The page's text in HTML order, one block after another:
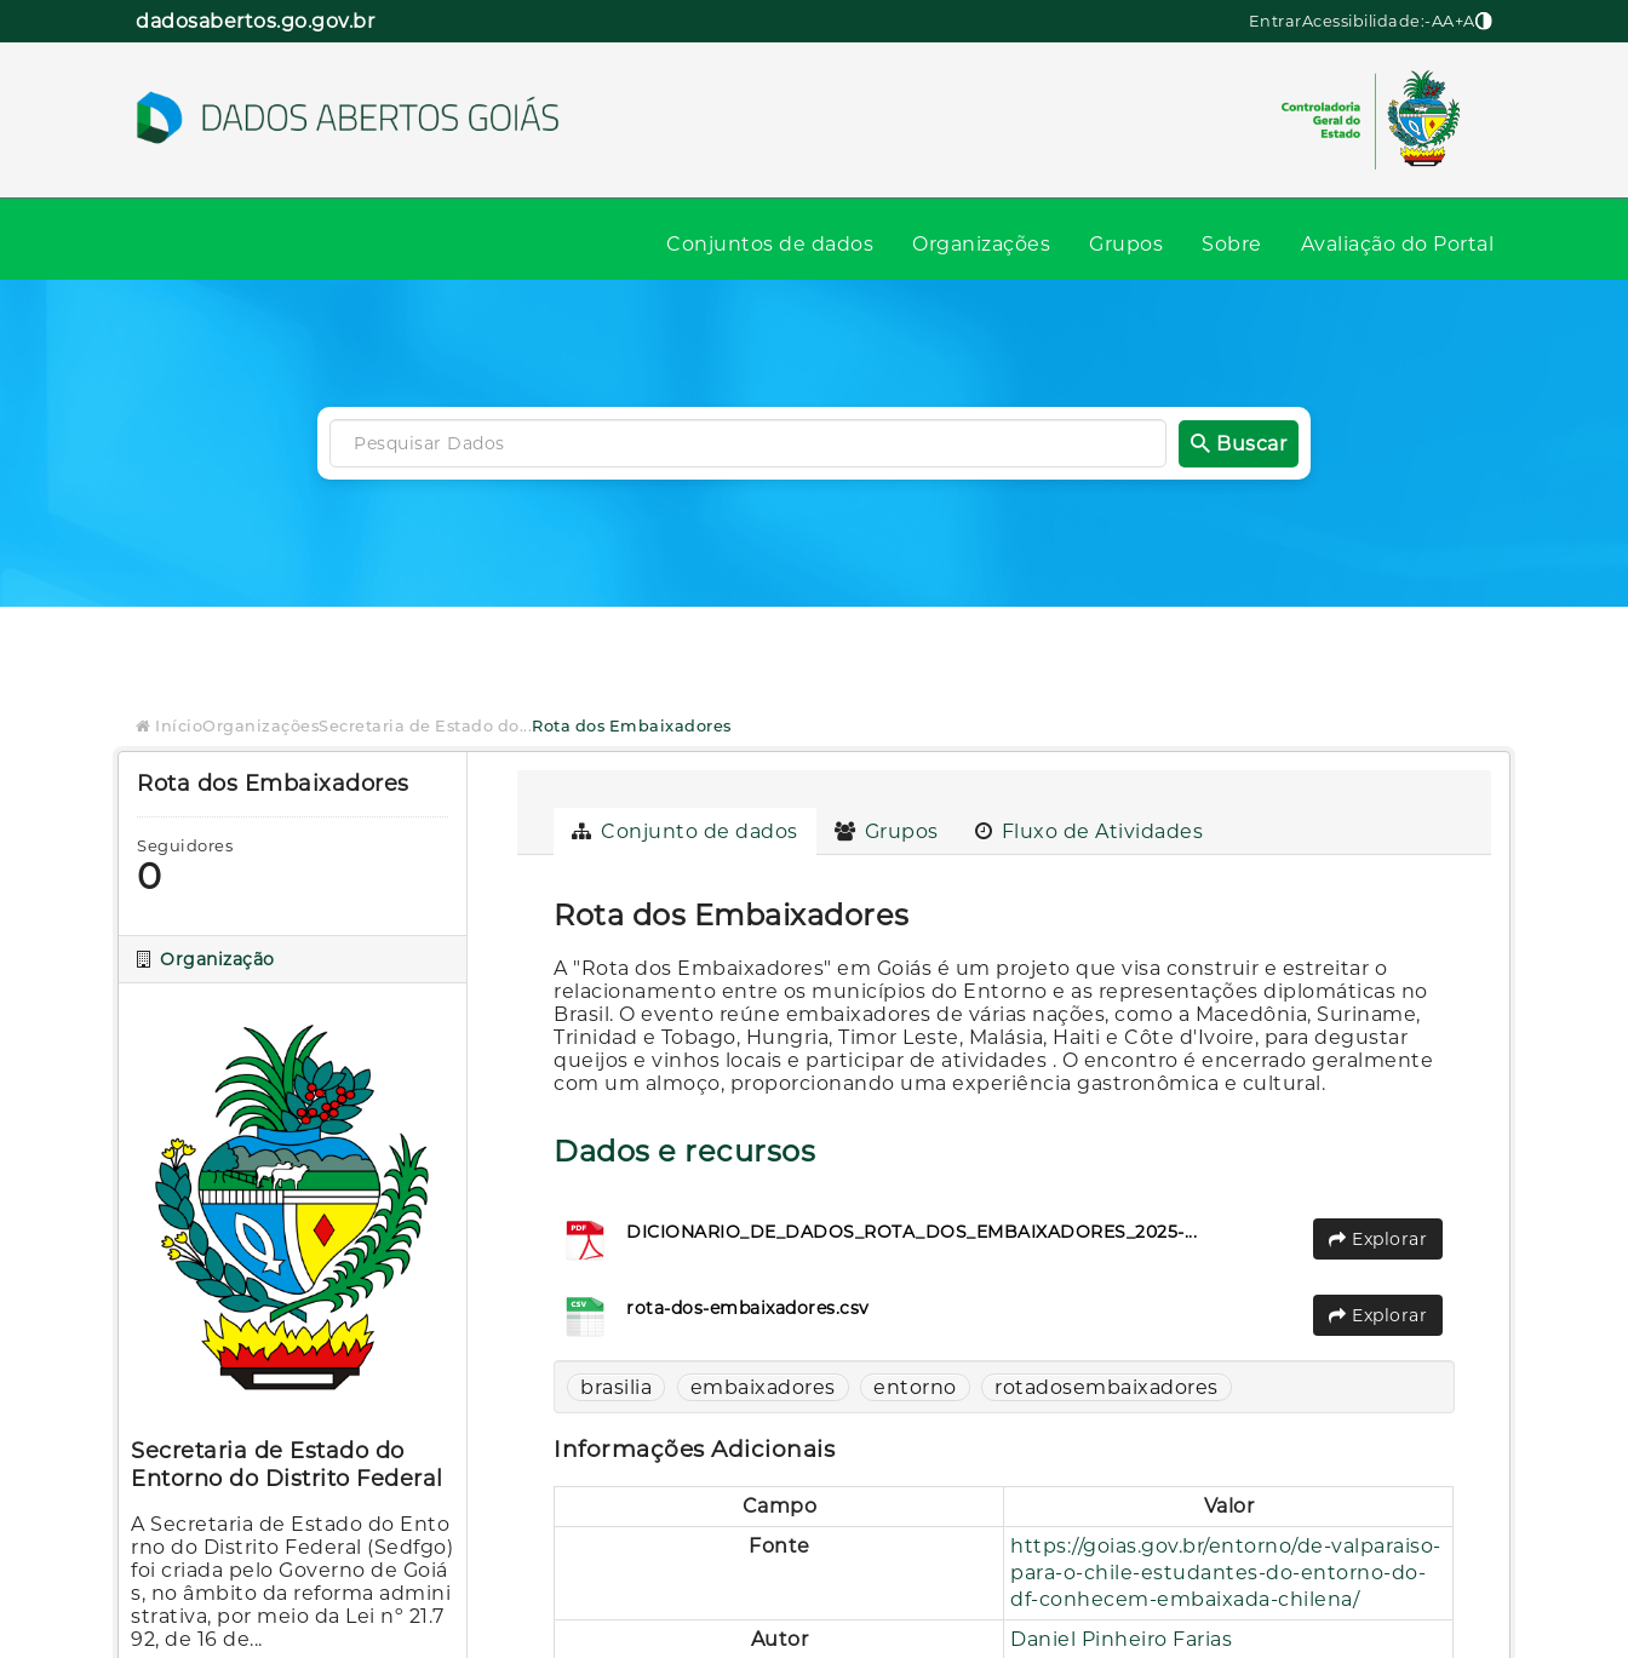
dadosabertos.go.gov.br EntrarAcessibilidade:-AA+A
Conjuntos de dados Organizações Grupos Sobre Avaliação do Portal
Buscar
InícioOrganizaçõesSecretaria de Estado do...Rota dos Embaixadores
Rota dos Embaixadores
Seguidores
0
Organização
Secretaria de Estado do
Entorno do Distrito Federal
A Secretaria de Estado do Ento
rno do Distrito Federal (Sedfgo)
foi criada pelo Governo de Goiá
s, no âmbito da reforma admini
strativa, por meio da Lei nº 21.7
92, de 16 de...
Conjunto de dados Grupos Fluxo de Atividades
Rota dos Embaixadores
A "Rota dos Embaixadores" em Goiás é um projeto que visa construir e estreitar o
relacionamento entre os municípios do Entorno e as representações diplomáticas no
Brasil. O evento reúne embaixadores de várias nações, como a Macedônia, Suriname,
Trinidad e Tobago, Hungria, Timor Leste, Malásia, Haiti e Côte d'Ivoire, para degustar
queijos e vinhos locais e participar de atividades . O encontro é encerrado geralmente
com um almoço, proporcionando uma experiência gastronômica e cultural.
Dados e recursos
DICIONARIO_DE_DADOS_ROTA_DOS_EMBAIXADORES_2025-... Explorar
rota-dos-embaixadores.csv Explorar
brasilia embaixadores entorno rotadosembaixadores
Informações Adicionais
Campo
Valor
Fonte
https://goias.gov.br/entorno/de-valparaiso-
para-o-chile-estudantes-do-entorno-do-
df-conhecem-embaixada-chilena/
Autor
Daniel Pinheiro Farias